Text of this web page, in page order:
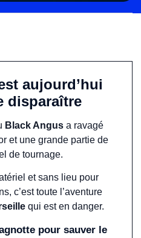
aujourd’hui
disparaître
Black Angusa ravagé
et une grande partie de
de tournage.
et sans lieu pour
c’est toute l’aventure
qui est en danger.
pour sauver le